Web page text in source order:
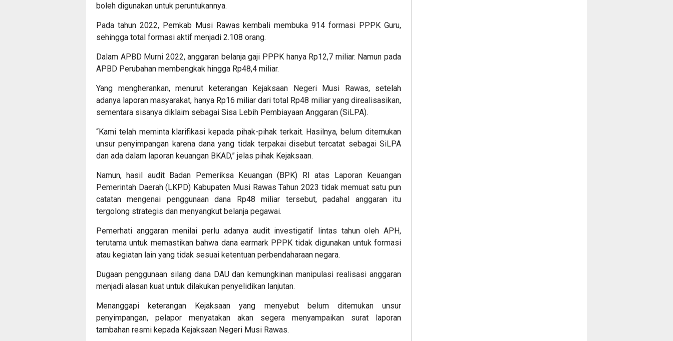
boleh digunakan untuk peruntukannya.
Pada tahun 2022, Pemkab Musi Rawas kembali membuka 914 formasi PPPK Guru,
sehingga total formasi aktif menjadi 2.108 orang.
Dalam APBD Murni 2022, anggaran belanja gaji PPPK hanya Rp12,7 miliar. Namun pada
APBD Perubahan membengkak hingga Rp48,4 miliar.
Yang mengherankan, menurut keterangan Kejaksaan Negeri Musi Rawas, setelah
adanya laporan masyarakat, hanya Rp16 miliar dari total Rp48 miliar yang direalisasikan,
sementara sisanya diklaim sebagai Sisa Lebih Pembiayaan Anggaran (SiLPA).
“Kami telah meminta klarifikasi kepada pihak-pihak terkait. Hasilnya, belum ditemukan
unsur penyimpangan karena dana yang tidak terpakai disebut tercatat sebagai SiLPA
dan ada dalam laporan keuangan BKAD,” jelas pihak Kejaksaan.
Namun, hasil audit Badan Pemeriksa Keuangan (BPK) RI atas Laporan Keuangan
Pemerintah Daerah (LKPD) Kabupaten Musi Rawas Tahun 2023 tidak memuat satu pun
catatan mengenai penggunaan dana Rp48 miliar tersebut, padahal anggaran itu
tergolong strategis dan menyangkut belanja pegawai.
Pemerhati anggaran menilai perlu adanya audit investigatif lintas tahun oleh APH,
terutama untuk memastikan bahwa dana earmark PPPK tidak digunakan untuk formasi
atau kegiatan lain yang tidak sesuai ketentuan perbendaharaan negara.
Dugaan penggunaan silang dana DAU dan kemungkinan manipulasi realisasi anggaran
menjadi alasan kuat untuk dilakukan penyelidikan lanjutan.
Menanggapi keterangan Kejaksaan yang menyebut belum ditemukan unsur
penyimpangan, pelapor menyatakan akan segera menyampaikan surat laporan
tambahan resmi kepada Kejaksaan Negeri Musi Rawas.